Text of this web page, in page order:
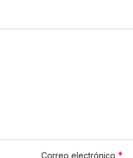
Correo electrónico *